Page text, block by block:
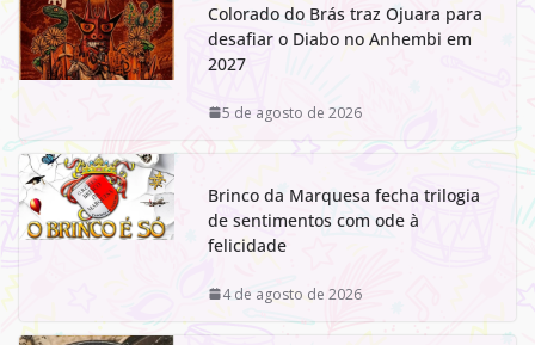
Colorado do Brás traz Ojuara para
desafiar o Diabo no Anhembi em
2027
5 de agosto de 2026
Brinco da Marquesa fecha trilogia
de sentimentos com ode à
felicidade
4 de agosto de 2026